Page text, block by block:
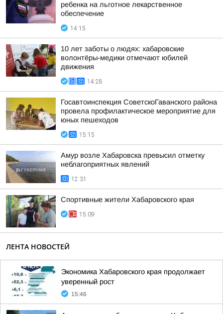
ребенка на льготное лекарственное
обеспечение
14:15
10 лет заботы о людях: хабаровские
волонтёры-медики отмечают юбилей
движения
14:28
Госавтоинспекция СоветскоГаванского района
провела профилактическое мероприятие для
юных пешеходов
15:15
Амур возле Хабаровска превысил отметку
неблагоприятных явлений
12:31
Спортивные жители Хабаровского края
15:09
ЛЕНТА НОВОСТЕЙ
Экономика Хабаровского края продолжает
уверенный рост
15:46